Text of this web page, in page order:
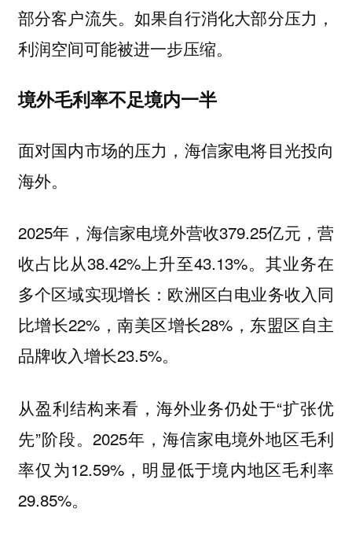
部分客户流失。如果自行消化大部分压力，
利润空间可能被进一步压缩。
境外毛利率不足境内一半
面对国内市场的压力，海信家电将目光投向
海外。
2025年，海信家电境外营收379.25亿元，营
收占比从38.42%上升至43.13%。其业务在
多个区域实现增长：欧洲区白电业务收入同
比增长22%，南美区增长28%，东盟区自主
品牌收入增长23.5%。
从盈利结构来看，海外业务仍处于“扩张优
先”阶段。2025年，海信家电境外地区毛利
率仅为12.59%，明显低于境内地区毛利率
29.85%。